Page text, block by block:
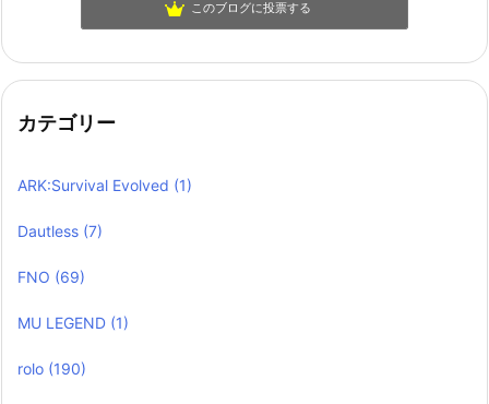
このブログに投票する
カテゴリー
ARK:Survival Evolved (1)
Dautless (7)
FNO (69)
MU LEGEND (1)
rolo (190)